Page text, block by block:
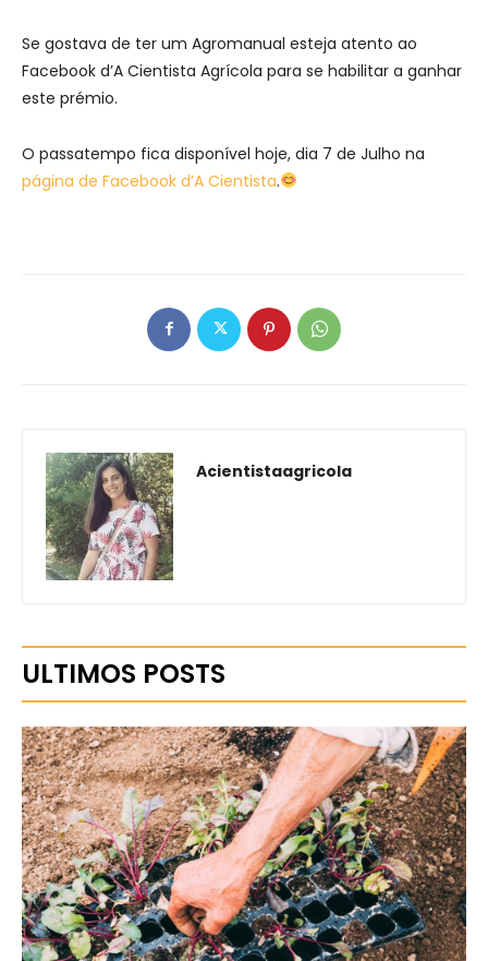
Se gostava de ter um Agromanual esteja atento ao
Facebook d’A Cientista Agrícola para se habilitar a ganhar
este prémio.
O passatempo fica disponível hoje, dia 7 de Julho na
página de Facebook d’A Cientista.
Acientistaagricola
ULTIMOS POSTS